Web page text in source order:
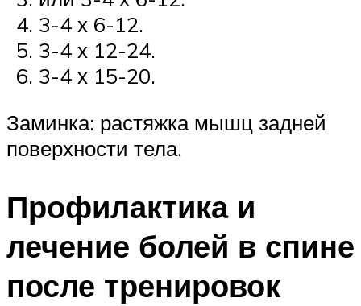
3-4 х 6-12.
3-4 х 12-24.
3-4 х 15-20.
Заминка: растяжка мышц задней
поверхности тела.
Профилактика и
лечение болей в спине
после тренировок